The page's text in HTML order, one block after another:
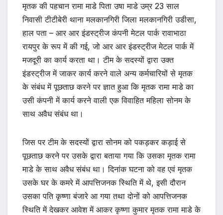
मृतक की पहचान रामा माडे पिता उषा माडे उम्र 23 साल
निवासी टीटीबेरी थाना मलकानगिरी जिला मलकानगिरी उडीसा,
हाल पता – आर आर इंडस्ट्रीज कंपनी मेटल पार्क रावाभाठा
रायपुर के रूप में की गई, जो आर आर इंडस्ट्रीज मेटल पार्क में
मजदूरी का कार्य करता था। टीम के सदस्यों द्वारा उक्त
इंडस्ट्रीज में जाकर कार्य करने वाले अन्य कर्मचारियों से मृतक
के संबंध में पूछताछ करने पर ज्ञात हुआ कि मृतक रामा माडे का
उसी कंपनी में कार्य करने वाली एक विवाहित महिला सोनम के
साथ अवैध संबंध था।
जिस पर टीम के सदस्यों द्वारा सोनम को पकड़कर कड़ाई से
पूछताछ करने पर उसके द्वारा बताया गया कि उसका मृतक रामा
माडे के साथ अवैध संबंध था। दिनांक घटना को वह एवं मृतक
उसके घर के कमरे में आपत्तिजनक स्थिति में थे, इसी दौरान
उसका पति कृष्णा बंजारे आ गया तथा दोनों को आपत्तिजनक
स्थिति में देखकर आवेश में आकर कृष्णा कुमार मृतक रामा माडे के